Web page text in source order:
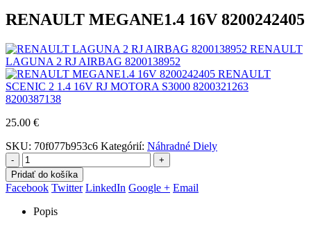
RENAULT MEGANE1.4 16V 8200242405
RENAULT
LAGUNA 2 RJ AIRBAG 8200138952
RENAULT
SCENIC 2 1.4 16V RJ MOTORA S3000 8200321263
8200387138
25.00 €
SKU: 70f077b953c6 Kategórií: Náhradné Diely
-
+
Pridať do košíka
Facebook Twitter LinkedIn Google + Email
Popis